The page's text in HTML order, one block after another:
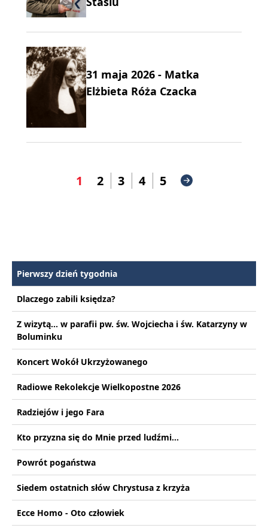
31 maja 2026 - Matka
Elżbieta Róża Czacka
1 2 3 4 5
Pierwszy dzień tygodnia
Dlaczego zabili księdza?
Z wizytą... w parafii pw. św. Wojciecha i św. Katarzyny w
Boluminku
Koncert Wokół Ukrzyżowanego
Radiowe Rekolekcje Wielkopostne 2026
Radziejów i jego Fara
Kto przyzna się do Mnie przed ludźmi...
Powrót pogaństwa
Siedem ostatnich słów Chrystusa z krzyża
Ecce Homo - Oto człowiek